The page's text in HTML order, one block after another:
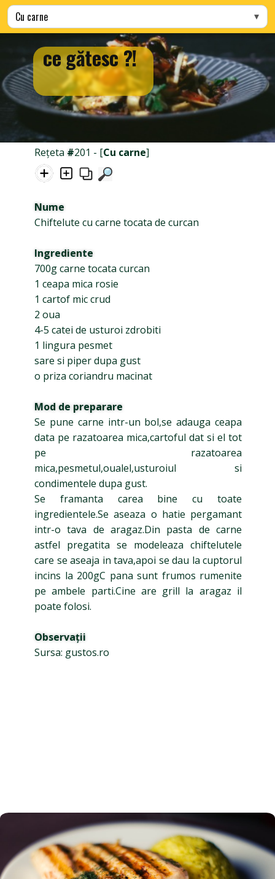
Alege categoria
ce gătesc ?!
Rețeta #201 - [Cu carne]
Nume
Chiftelute cu carne tocata de curcan
Ingrediente
700g carne tocata curcan
1 ceapa mica rosie
1 cartof mic crud
2 oua
4-5 catei de usturoi zdrobiti
1 lingura pesmet
sare si piper dupa gust
o priza coriandru macinat
Mod de preparare
Se pune carne intr-un bol,se adauga ceapa
data pe razatoarea mica,cartoful dat si el tot
pe razatoarea
mica,pesmetul,oualel,usturoiul si
condimentele dupa gust.
Se framanta carea bine cu toate
ingredientele.Se aseaza o hatie pergamant
intr-o tava de aragaz.Din pasta de carne
astfel pregatita se modeleaza chiftelutele
care se aseaja in tava,apoi se dau la cuptorul
incins la 200gC pana sunt frumos rumenite
pe ambele parti.Cine are grill la aragaz il
poate folosi.
Observații
Sursa: gustos.ro